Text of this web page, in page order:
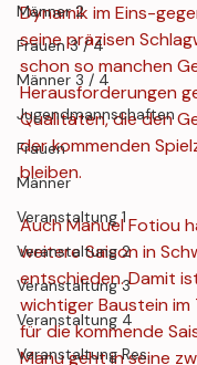
Männer 2
Frauen 3 / 4
Männer 3 / 4
Jugendmannschaften
Frauen
Männer
Veranstaltung 1
Veranstaltung 2
Veranstaltung 3
Veranstaltung 4
Veranstaltung Res.
Dynamik im Eins-
seine präzisen
schon so manchen
Herausforderungen
Qualitäten, die den
der kommenden
bleiben.
Auch Manuel Fotiou
weitere Saison in
entschieden. Damit
wichtiger Baustein
für die kommende
Manu geht in seine